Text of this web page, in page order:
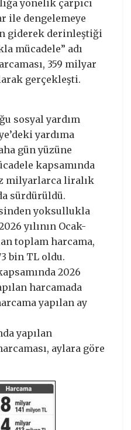
yönelik çarpıcı
ile dengelemeye
giderek derinleştiği
mücadele” adı
359 milyar
gerçekleşti.
sosyal yardım
yardıma
gün yüzüne
kapsamında
milyarlarca liralık
sürdürüldü.
yoksullukla
yılının Ocak-
toplam harcama,
bin TL oldu.
2026
harcamada
yapılan ay
yapılan
aylara göre